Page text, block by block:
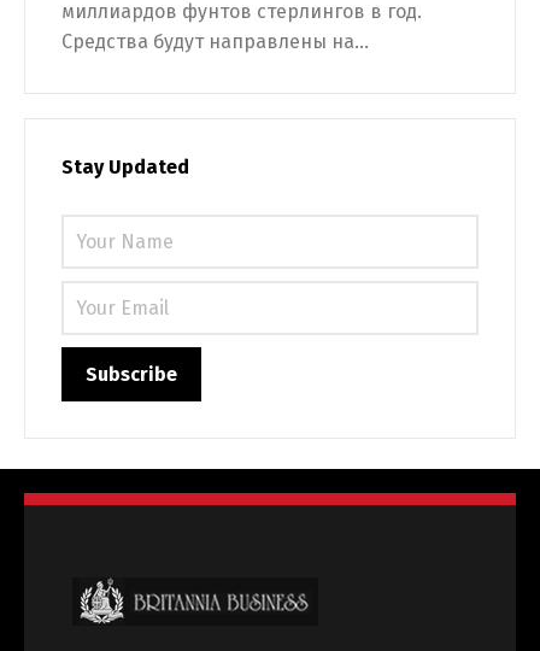
миллиардов фунтов стерлингов в год.
Средства будут направлены на...
Stay UpdatedSwitch The Language